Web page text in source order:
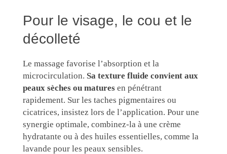
Pour le visage, le cou et le
décolleté
Le massage favorise l’absorption et la
microcirculation. Sa texture fluide convient aux
peaux sèches ou matures en pénétrant
rapidement. Sur les taches pigmentaires ou
cicatrices, insistez lors de l’application. Pour une
synergie optimale, combinez-la à une crème
hydratante ou à des huiles essentielles, comme la
lavande pour les peaux sensibles.